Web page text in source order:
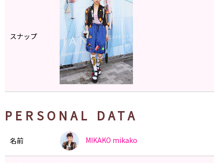
スナップ
PERSONAL DATA
名前 MIKAKO mikako